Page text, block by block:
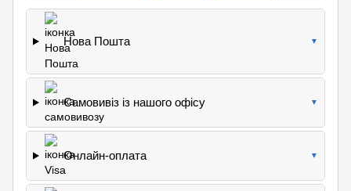
Нова Пошта ▼
Самовивіз із нашого офісу ▼
Онлайн-оплата ▼